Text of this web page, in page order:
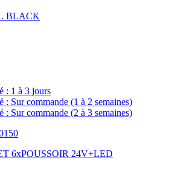
BLACK
: 1 à 3 jours
: Sur commande (1 à 2 semaines)
: Sur commande (2 à 3 semaines)